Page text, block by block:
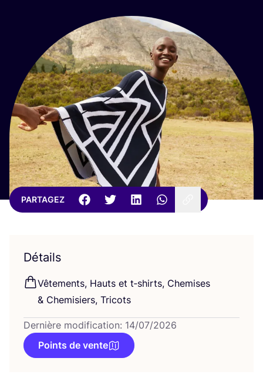
PARTAGEZ
Détails
Vête­ments, Hauts et t‑shirts, Che­mises
& Che­mi­siers, Tricots
Dernière modification: 14/07/2026
Points de vente